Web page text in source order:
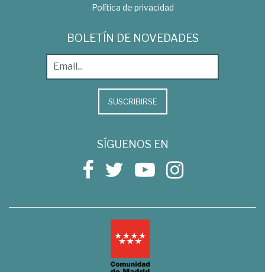
Política de privacidad
BOLETÍN DE NOVEDADES
SUSCRIBIRSE
SÍGUENOS EN